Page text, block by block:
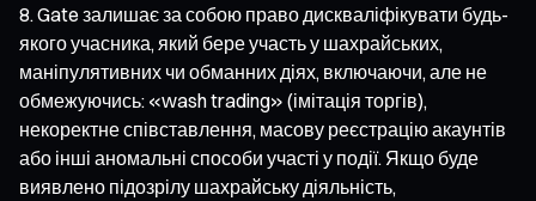
Gate залишає за собою право дискваліфікувати будь-
якого учасника, який бере участь у шахрайських,
маніпулятивних чи обманних діях, включаючи, але не
обмежуючись: «wash trading» (імітація торгів),
некоректне співставлення, масову реєстрацію акаунтів
або інші аномальні способи участі у події. Якщо буде
виявлено підозрілу шахрайську діяльність,